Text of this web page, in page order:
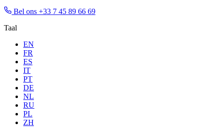
Bel ons +33 7 45 89 66 69
Taal
EN
FR
ES
IT
PT
DE
NL
RU
PL
ZH
Waar Alle
Gasten 2 gasten